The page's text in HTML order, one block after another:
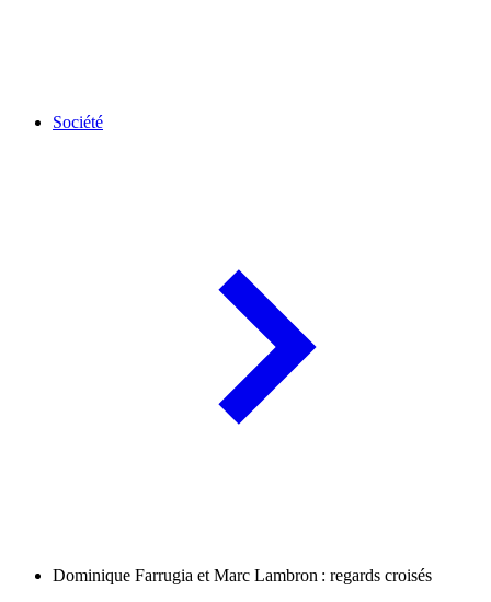
Société
Dominique Farrugia et Marc Lambron : regards croisés